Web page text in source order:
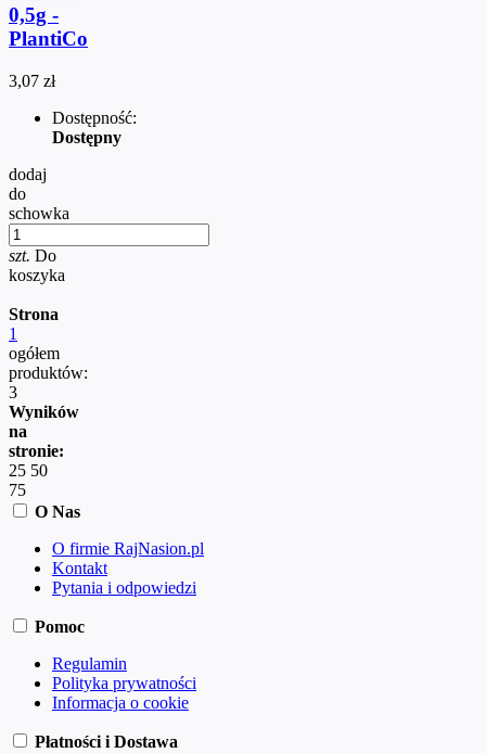
0,5g -
PlantiCo
3,07 zł
Dostępność:
Dostępny
dodaj
do
schowka
szt. Do
koszyka
Strona
1
ogółem
produktów:
3
Wyników
na
stronie:
25 50
75
O Nas
O firmie RajNasion.pl
Kontakt
Pytania i odpowiedzi
Pomoc
Regulamin
Polityka prywatności
Informacja o cookie
Płatności i Dostawa